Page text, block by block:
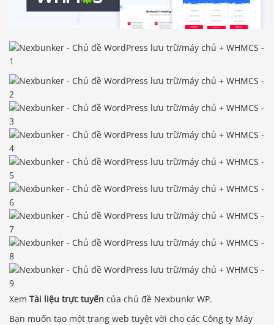
Xem Tài liệu trực tuyến của chủ đề Nexbunkr WP.
Bạn muốn tạo một trang web tuyệt vời cho các Công ty Máy